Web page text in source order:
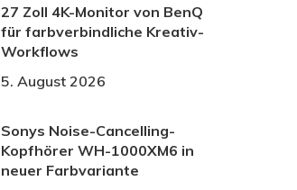
27 Zoll 4K-Monitor von BenQ
für farbverbindliche Kreativ-
Workflows
5. August 2026
Sonys Noise-Cancelling-
Kopfhörer WH-1000XM6 in
neuer Farbvariante